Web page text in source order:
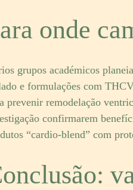
onde
grupos académicos
e formulações com
prevenir remodelação
confirmarem
“cardio-blend” com